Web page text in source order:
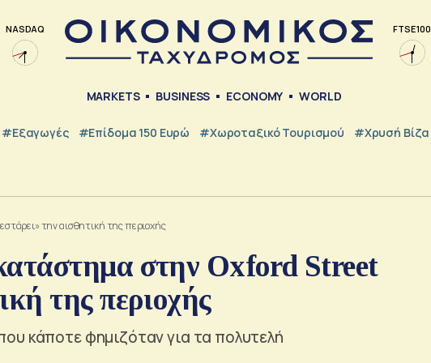
NASDAQ FTSE 100
MARKETS BUSINESS ECONOMY WORLD
#εξαγωγές #Επίδομα 150 Ευρώ #Χωροταξικό Τουρισμού #Χρυσή Βίζα
την αισθητική της περιοχής
στην Oxford Street
της περιοχής
κάποτε φημιζόταν για τα πολυτελή